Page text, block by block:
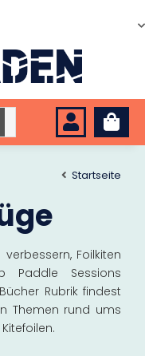
Startseite
Foilkiten
Paddle Sessions
Rubrik findest
Themen rund ums